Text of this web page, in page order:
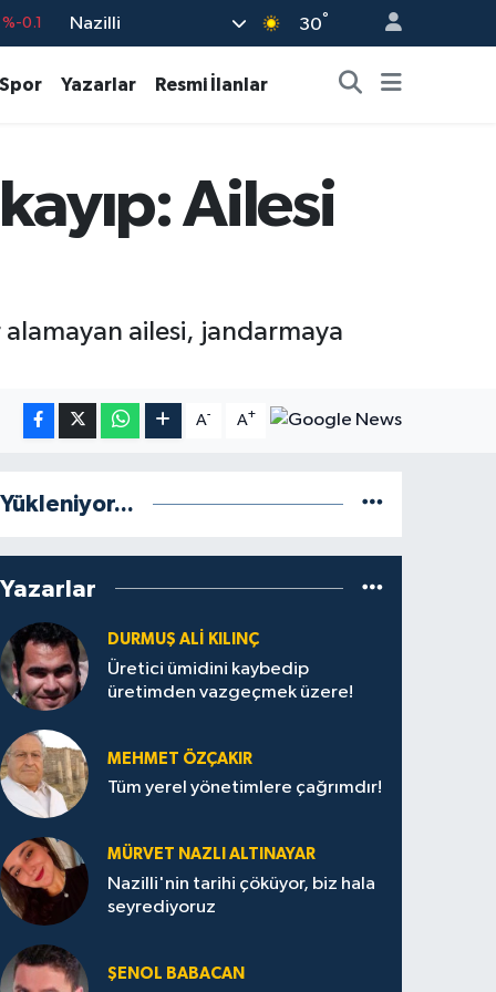
%-14
Nazilli 30°
Spor Yazarlar Resmi İlanlar
Ailesi
alamayan ailesi, jandarmaya
A- A+
Yükleniyor...
Yazarlar
DURMUŞ ALI KILINÇ
Üretici ümidini kaybedip
üretimden vazgeçmek üzere!
MEHMET ÖZÇAKIR
Tüm yerel yönetimlere çağrımdır!
MÜRVET NAZLI ALTINAYAR
Nazilli'nin tarihi çöküyor, biz hala
seyrediyoruz
ŞENOL BABACAN